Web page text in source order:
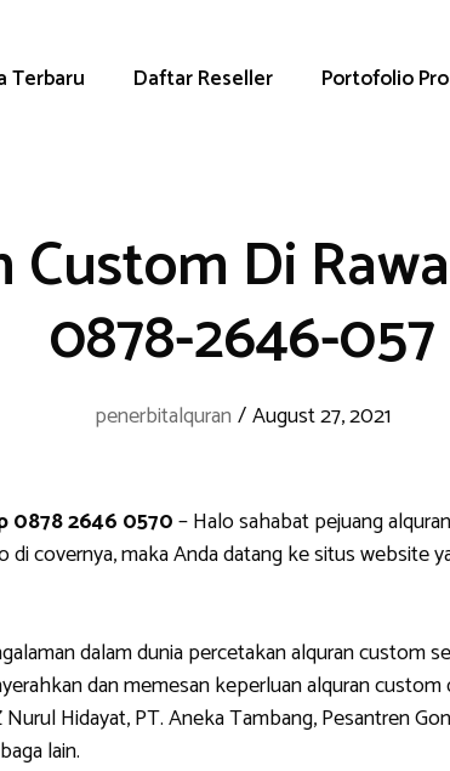
Terbaru Daftar Reseller Portofolio
Di
0878-2646-057
penerbitalquran /August 27, 2021
0878 2646 0570– Halo sahabat pejuang
covernya, maka Anda datang ke situs website
dalam dunia percetakan alquran
dan memesan keperluan alquran
Hidayat, PT. Aneka Tambang, Pesantren
lain.